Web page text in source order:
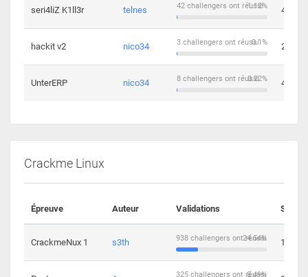
seri4liZ K1ll3r telnes 1.12%
42 challengers ont réussi 4
hackit v2 nico34 0.1%
3 challengers ont réussi 2
UnterERP nico34 0.22%
8 challengers ont réussi 4
Crackme Linux
Épreuve Auteur Validations
CrackmeNux 1 s3th 24.54%
938 challengers ont réussi 14
8.49%
325 challengers ont réussi